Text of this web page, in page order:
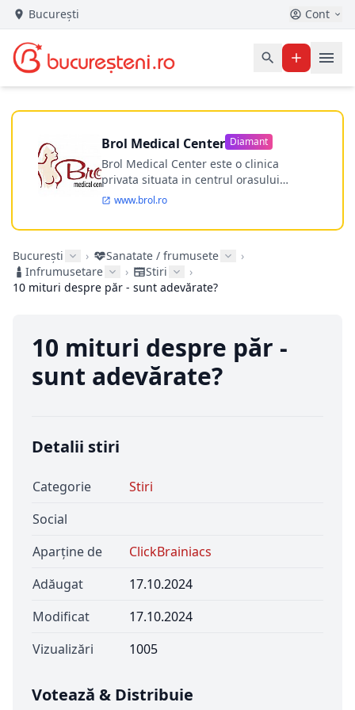
București Cont
Brol Medical Center Diamant
Brol Medical Center este o clinica
privata situata in centrul orasului
Timisoara avand o experienta de
Incepand din anul 2009 clinica isi
ultramodern.
www.brol.ro
București › Sanatate / frumusete
›
Infrumusetare
› Stiri
›
10 mituri despre păr - sunt adevărate?
10 mituri despre păr -
sunt adevărate?
Detalii stiri
Categorie
Stiri
Social
Aparține de
ClickBrainiacs
Adăugat
17.10.2024
Modificat
17.10.2024
Vizualizări
1005
Votează & Distribuie